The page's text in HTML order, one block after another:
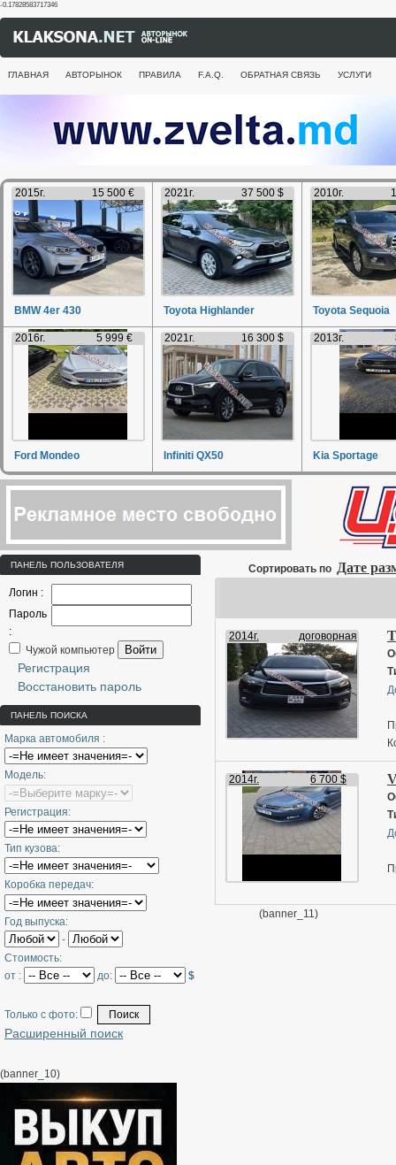
-0.17828583717346
ГЛАВНАЯ АВТОРЫНОК ПРАВИЛА F.A.Q. ОБРАТНАЯ СВЯЗЬ УСЛУГИ
2015г. 15 500 €
BMW 4er 430
2021г. 37 500 $
Toyota Highlander
2010г.
Toyota Sequoia
2016г. 5 999 €
Ford Mondeo
2021г. 16 300 $
Infiniti QX50
2013г.
Kia Sportage
ПАНЕЛЬ ПОЛЬЗОВАТЕЛЯ
Логин :
Пароль
:
Чужой компьютер
Войти
Регистрация
Восстановить пароль
ПАНЕЛЬ ПОИСКА
Марка автомобиля :
Модель:
Регистрация:
Тип кузова:
Коробка передач:
Год выпуска:
-
Стоимость:
от :
до: $
Только с фото:
Расширенный поиск
(banner_10)
Сортировать по Дате
2014г. договорная
2014г. 6 700 $
(banner_11)